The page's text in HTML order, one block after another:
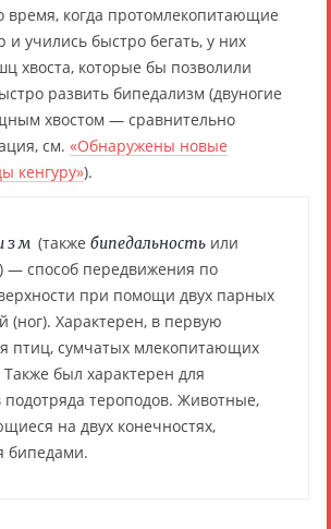
время, когда протомлекопитающие
и учились быстро бегать, у них
хвоста, которые бы позволили
развить бипедализм (двуногие
хвостом — сравнительно
см. «Обнаружены новые
кенгуру»).
(также бипедальность или
) — способ передвижения по
при помощи двух парных
(ног). Характерен, в первую
птиц, сумчатых млекопитающих
Также был характерен для
подотряда тероподов. Животные,
на двух конечностях,
бипедами.